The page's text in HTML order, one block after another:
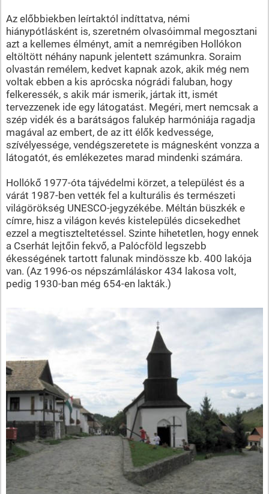
Az előbbiekben leírtaktól indíttatva, némi
hiánypótlásként is, szeretném olvasóimmal megosztani
azt a kellemes élményt, amit a nemrégiben Hollókon
eltöltött néhány napunk jelentett számunkra. Soraim
olvastán remélem, kedvet kapnak azok, akik még nem
voltak ebben a kis aprócska nógrádi faluban, hogy
felkeressék, s akik már ismerik, jártak itt, ismét
tervezzenek ide egy látogatást. Megéri, mert nemcsak a
szép vidék és a barátságos falukép harmóniája ragadja
magával az embert, de az itt élők kedvessége,
szívélyessége, vendégszeretete is mágnesként vonzza a
látogatót, és emlékezetes marad mindenki számára.
Hollókő 1977-óta tájvédelmi körzet, a települést és a
várát 1987-ben vették fel a kulturális és természeti
világörökség UNESCO-jegyzékébe. Méltán büszkék e
címre, hisz a világon kevés kistelepülés dicsekedhet
ezzel a megtiszteltetéssel. Szinte hihetetlen, hogy ennek
a Cserhát lejtőin fekvő, a Palócföld legszebb
ékességének tartott falunak mindössze kb. 400 lakója
van. (Az 1996-os népszámláláskor 434 lakosa volt,
pedig 1930-ban még 654-en lakták.)